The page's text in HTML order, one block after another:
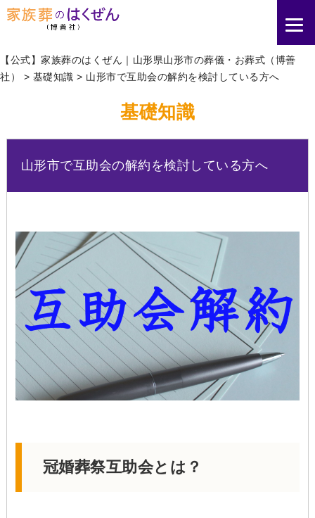
【公式】家族葬のはくぜん｜山形県山形市の葬儀・お葬式（博善
社）
> 基礎知識 > 山形市で互助会の解約を検討している方へ
基礎知識
山形市で互助会の解約を検討している方へ
冠婚葬祭互助会とは？